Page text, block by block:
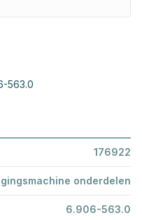
563.0
176922
onderdelen
6.906-563.0